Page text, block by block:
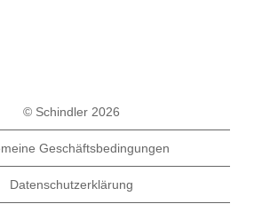
© Schindler 2026
Geschäftsbedingungen
Datenschutzerklärung